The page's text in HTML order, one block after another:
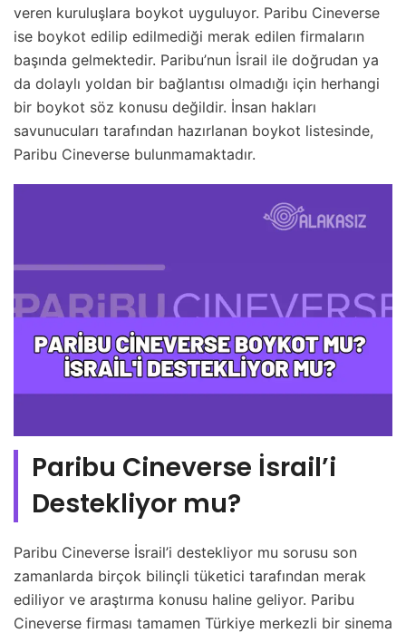
veren kuruluşlara boykot uyguluyor. Paribu Cineverse
ise boykot edilip edilmediği merak edilen firmaların
başında gelmektedir. Paribu’nun İsrail ile doğrudan ya
da dolaylı yoldan bir bağlantısı olmadığı için herhangi
bir boykot söz konusu değildir. İnsan hakları
savunucuları tarafından hazırlanan boykot listesinde,
Paribu Cineverse bulunmamaktadır.
Paribu Cineverse İsrail’i
Destekliyor mu?
Paribu Cineverse İsrail’i destekliyor mu sorusu son
zamanlarda birçok bilinçli tüketici tarafından merak
ediliyor ve araştırma konusu haline geliyor. Paribu
Cineverse firması tamamen Türkiye merkezli bir sinema